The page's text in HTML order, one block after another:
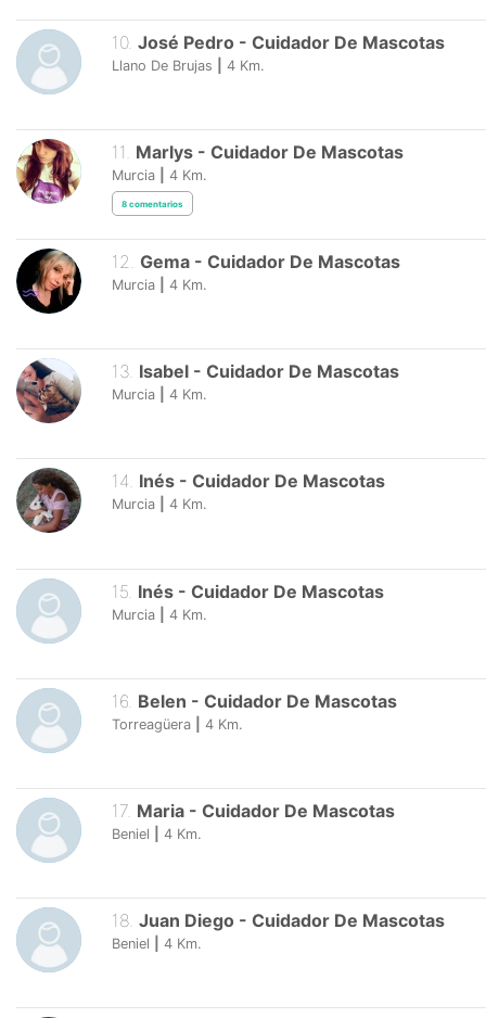
10. José Pedro - Cuidador De Mascotas
Llano De Brujas 4 Km.
11 Marlys - Cuidador De Mascotas
Murcia 4 Km.
8 comentarios
12 Gema - Cuidador De Mascotas
Murcia 4 Km.
13. Isabel - Cuidador De Mascotas
Murcia 4 Km.
14. Inés - Cuidador De Mascotas
Murcia 4 Km.
15 Inés - Cuidador De Mascotas
Murcia 4 Km.
16 Belen - Cuidador De Mascotas
Torreagüera 4 Km.
17. Maria - Cuidador De Mascotas
Beniel 4 Km.
18. Juan Diego - Cuidador De Mascotas
Beniel 4 Km.